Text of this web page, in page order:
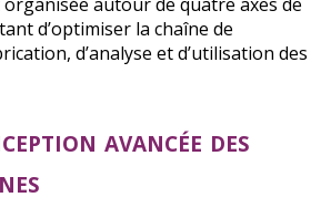
d’optimiser la chaîne de
d’analyse et d’utilisation des
avancée des